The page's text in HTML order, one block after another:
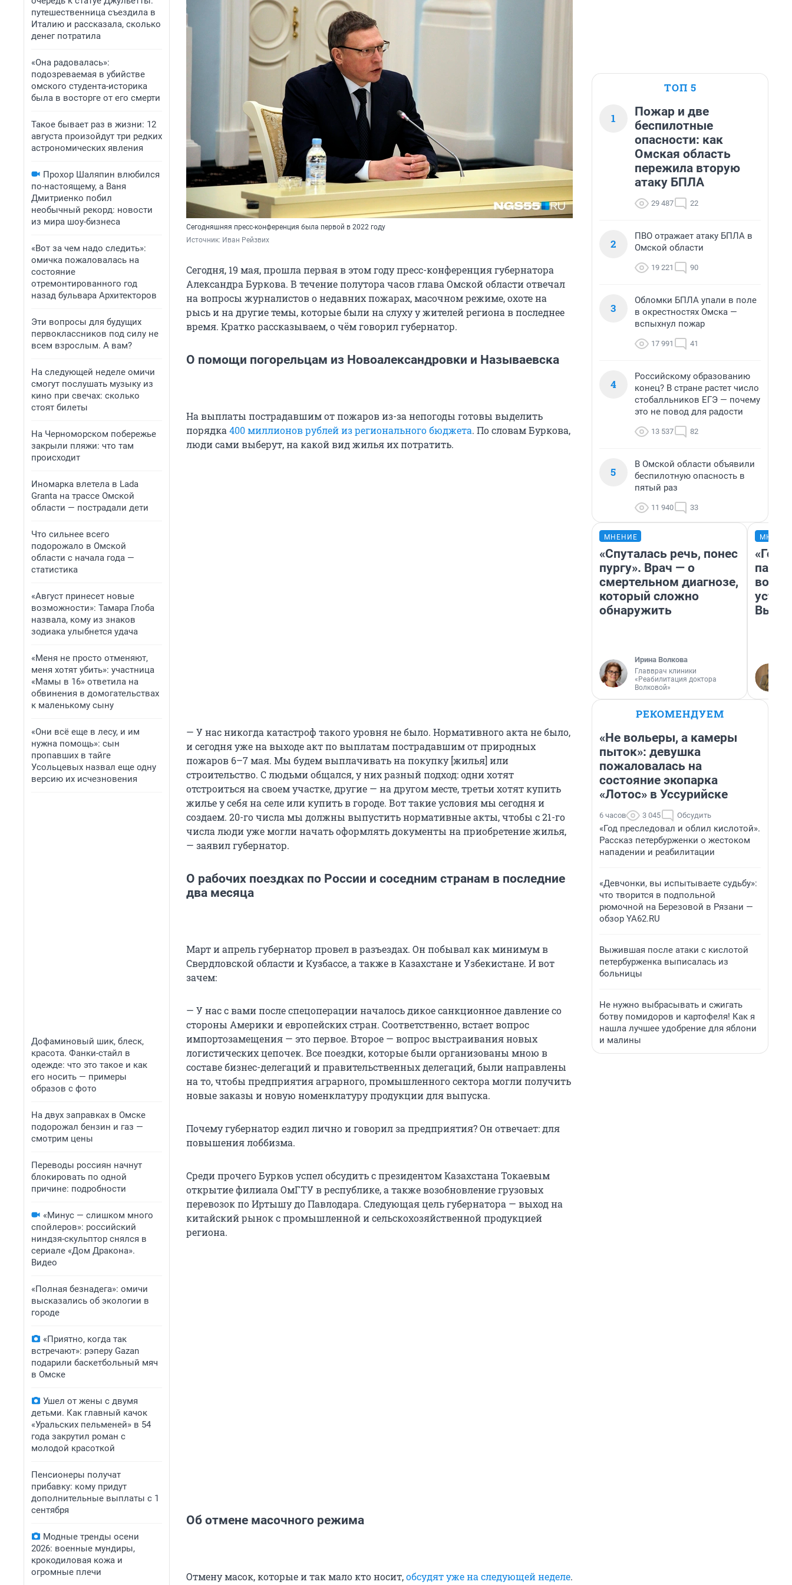
путешественница съездила в
Италию и рассказала, сколько
денег потратила
«Она радовалась»:
подозреваемая в убийстве
омского студента-историка
была в восторге от его смерти
Такое бывает раз в жизни: 12
августа произойдут три редких
астрономических явления
Прохор Шаляпин влюбился
по-настоящему, а Ваня
Дмитриенко побил
необычный рекорд: новости
из мира шоу-бизнеса
«Вот за чем надо следить»:
омичка пожаловалась на
состояние
отремонтированного год
назад бульвара Архитекторов
Эти вопросы для будущих
первоклассников под силу не
всем взрослым. А вам?
На следующей неделе омичи
смогут послушать музыку из
кино при свечах: сколько
стоят билеты
На Черноморском побережье
закрыли пляжи: что там
происходит
Иномарка влетела в Lada
Granta на трассе Омской
области — пострадали дети
Что сильнее всего
подорожало в Омской
области с начала года —
статистика
«Август принесет новые
возможности»: Тамара Глоба
назвала, кому из знаков
зодиака улыбнется удача
«Меня не просто отменяют,
меня хотят убить»: участница
«Мамы в 16» ответила на
обвинения в домогательствах
к маленькому сыну
«Они всё еще в лесу, и им
нужна помощь»: сын
пропавших в тайге
Усольцевых назвал еще одну
версию их исчезновения
Дофаминовый шик, блеск,
красота. Фанки-стайл в
одежде: что это такое и как
его носить — примеры
образов с фото
На двух заправках в Омске
подорожал бензин и газ —
смотрим цены
Переводы россиян начнут
блокировать по одной
причине: подробности
«Минус — слишком много
спойлеров»: российский
ниндзя-скульптор снялся в
сериале «Дом Дракона».
Видео
«Полная безнадега»: омичи
высказались об экологии в
городе
«Приятно, когда так
встречают»: рэперу Gazan
подарили баскетбольный мяч
в Омске
Ушел от жены с двумя
детьми. Как главный качок
«Уральских пельменей» в 54
года закрутил роман с
молодой красоткой
Пенсионеры получат
прибавку: кому придут
дополнительные выплаты с 1
сентября
Модные тренды осени
2026: военные мундиры,
крокодиловая кожа и
огромные плечи
Сегодняшняя пресс-конференция была первой в 2022 году
Источник: Иван Рейзвих
Сегодня, 19 мая, прошла первая в этом году пресс-конференция губернатора
Александра Буркова. В течение полутора часов глава Омской области отвечал
на вопросы журналистов о недавних пожарах, масочном режиме, охоте на
рысь и на другие темы, которые были на слуху у жителей региона в последнее
время. Кратко рассказываем, о чём говорил губернатор.
О помощи погорельцам из Новоалександровки и Называевска
На выплаты пострадавшим от пожаров из-за непогоды готовы выделить
порядка 400 миллионов рублей из регионального бюджета. По словам Буркова,
люди сами выберут, на какой вид жилья их потратить.
— У нас никогда катастроф такого уровня не было. Нормативного акта не было,
и сегодня уже на выходе акт по выплатам пострадавшим от природных
пожаров 6–7 мая. Мы будем выплачивать на покупку [жилья] или
строительство. С людьми общался, у них разный подход: одни хотят
отстроиться на своем участке, другие — на другом месте, третьи хотят купить
жилье у себя на селе или купить в городе. Вот такие условия мы сегодня и
создаем. 20-го числа мы должны выпустить нормативные акты, чтобы с 21-го
числа люди уже могли начать оформлять документы на приобретение жилья,
— заявил губернатор.
О рабочих поездках по России и соседним странам в последние
два месяца
Март и апрель губернатор провел в разъездах. Он побывал как минимум в
Свердловской области и Кузбассе, а также в Казахстане и Узбекистане. И вот
зачем:
— У нас с вами после спецоперации началось дикое санкционное давление со
стороны Америки и европейских стран. Соответственно, встает вопрос
импортозамещения — это первое. Второе — вопрос выстраивания новых
логистических цепочек. Все поездки, которые были организованы мною в
составе бизнес-делегаций и правительственных делегаций, были направлены
на то, чтобы предприятия аграрного, промышленного сектора могли получить
новые заказы и новую номенклатуру продукции для выпуска.
Почему губернатор ездил лично и говорил за предприятия? Он отвечает: для
повышения лоббизма.
Среди прочего Бурков успел обсудить с президентом Казахстана Токаевым
открытие филиала ОмГТУ в республике, а также возобновление грузовых
перевозок по Иртышу до Павлодара. Следующая цель губернатора — выход на
китайский рынок с промышленной и сельскохозяйственной продукцией
региона.
Об отмене масочного режима
Отмену масок, которые и так мало кто носит,обсудят уже на следующей неделе.
ТОП 5
1
Пожар и две
беспилотные
опасности: как
Омская область
пережила вторую
атаку БПЛА
29 487 22
2
ПВО отражает атаку БПЛА в
Омской области
19 221 90
3
Обломки БПЛА упали в поле
в окрестностях Омска —
вспыхнул пожар
17 991 41
4
Российскому образованию
конец? В стране растет число
стобалльников ЕГЭ — почему
это не повод для радости
13 537 82
5
В Омской области объявили
беспилотную опасность в
пятый раз
11 940 33
МНЕНИЕ
«Спуталась речь, понес
пургу». Врач — о
смертельном диагнозе,
который сложно
обнаружить
Ирина Волкова
Главврач клиники
«Реабилитация доктора
Волковой»
РЕКОМЕНДУЕМ
«Не вольеры, а камеры
пыток»: девушка
пожаловалась на
состояние экопарка
«Лотос» в Уссурийске
6 часов 3 045 Обсудить
«Год преследовал и облил кислотой».
Рассказ петербурженки о жестоком
нападении и реабилитации
«Девчонки, вы испытываете судьбу»:
что творится в подпольной
рюмочной на Березовой в Рязани —
обзор YA62.RU
Выжившая после атаки с кислотой
петербурженка выписалась из
больницы
Не нужно выбрасывать и сжигать
ботву помидоров и картофеля! Как я
нашла лучшее удобрение для яблони
и малины